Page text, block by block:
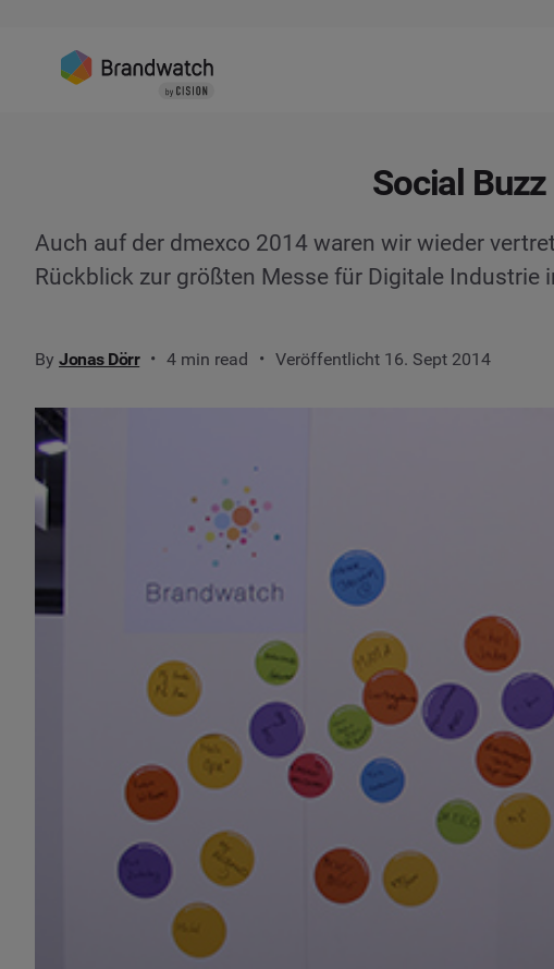
Social
Auch auf der dmexco 2014 waren wir wieder
Rückblick zur größten Messe für Digitale Industrie
By Jonas Dörr 4 min read Veröffentlicht 16. Sept 2014